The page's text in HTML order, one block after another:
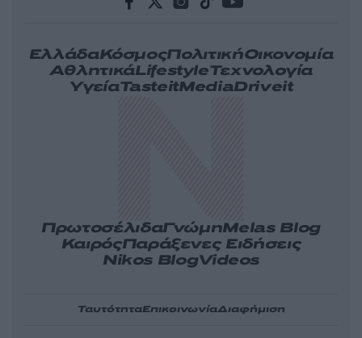
ΕλλάδαΚόσμοςΠολιτικήΟικονομία
ΑθλητικάLifestyleΤεχνολογία
ΥγείαTasteitMediaDriveit
ΠρωτοσέλιδαΓνώμηMelas Blog
ΚαιρόςΠαράξενες Ειδήσεις
Nikos BlogVideos
ΤαυτότηταΕπικοινωνίαΔιαφήμιση